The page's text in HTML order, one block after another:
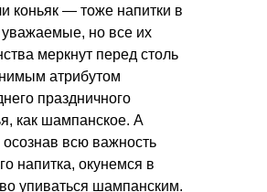
коньяк — тоже напитки в
но все их
меркнут перед столь
атрибутом
праздничного
как шампанское. А
осознав всю важность
напитка, окунемся в
упиваться шампанским.